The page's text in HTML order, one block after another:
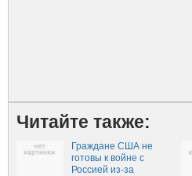
Читайте также:
Граждане США не
готовы к войне с
Россией из-за